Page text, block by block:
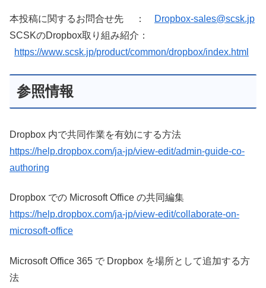
本投稿に関するお問合せ先 ：
Dropbox-sales@scsk.jp
SCSKのDropbox取り組み紹介：
https://www.scsk.jp/product/common/dropbox/index.html
参照情報
Dropbox 内で共同作業を有効にする方法
https://help.dropbox.com/ja-jp/view-edit/admin-guide-co-
authoring
Dropbox での Microsoft Office の共同編集
https://help.dropbox.com/ja-jp/view-edit/collaborate-on-
microsoft-office
Microsoft Office 365 で Dropbox を場所として追加する方
法